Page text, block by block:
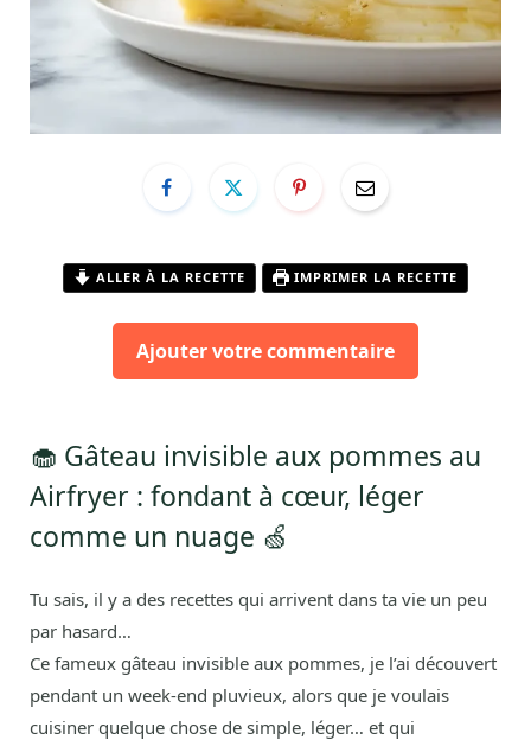
ALLER À LA RECETTE IMPRIMER LA RECETTE
Ajouter votre commentaire
🧁 Gâteau invisible aux pommes au
Airfryer : fondant à cœur, léger
comme un nuage 🍏
Tu sais, il y a des recettes qui arrivent dans ta vie un peu
par hasard…
Ce fameux gâteau invisible aux pommes, je l’ai découvert
pendant un week-end pluvieux, alors que je voulais
cuisiner quelque chose de simple, léger… et qui